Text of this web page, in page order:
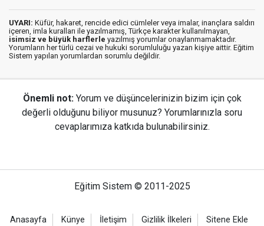
UYARI: Küfür, hakaret, rencide edici cümleler veya imalar, inançlara saldırı
içeren, imla kuralları ile yazılmamış, Türkçe karakter kullanılmayan,
isimsiz ve büyük harflerle yazılmış yorumlar onaylanmamaktadır.
Yorumların her türlü cezai ve hukuki sorumluluğu yazan kişiye aittir. Eğitim
Sistem yapılan yorumlardan sorumlu değildir.
Önemli not: Yorum ve düşüncelerinizin bizim için çok
değerli olduğunu biliyor musunuz? Yorumlarınızla soru
cevaplarımıza katkıda bulunabilirsiniz.
Eğitim Sistem © 2011-2025
Anasayfa Künye İletişim Gizlilik İlkeleri Sitene Ekle